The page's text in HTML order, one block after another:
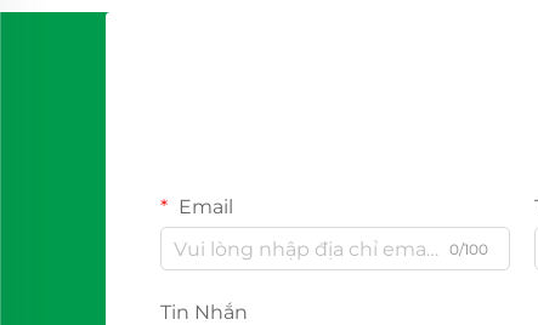
Email
0/100
Tin Nhắn